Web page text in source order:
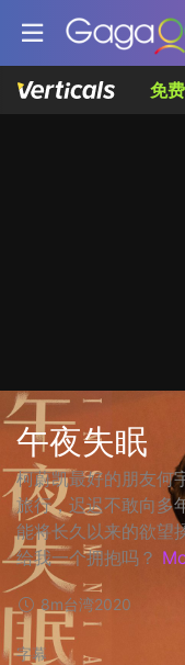
免费
午夜失眠
柯蔚凯最好的朋友何
旅行，迟迟不敢向多
能将长久以来的欲望
给我一个拥抱吗？
8m台湾2020
字幕